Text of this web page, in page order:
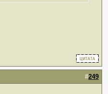
#249